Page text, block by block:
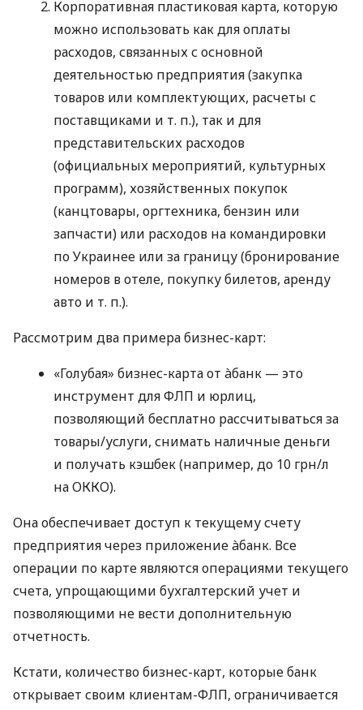
Корпоративная пластиковая карта, которую
можно использовать как для оплаты
расходов, связанных с основной
деятельностью предприятия (закупка
товаров или комплектующих, расчеты с
поставщиками и т. п.), так и для
представительских расходов
(официальных мероприятий, культурных
программ), хозяйственных покупок
(канцтовары, оргтехника, бензин или
запчасти) или расходов на командировки
по Украинее или за границу (бронирование
номеров в отеле, покупку билетов, аренду
авто и т. п.).
Рассмотрим два примера бизнес-карт:
«Голубая» бизнес-карта от àбанк — это
инструмент для ФЛП и юрлиц,
позволяющий бесплатно рассчитываться за
товары/услуги, снимать наличные деньги
и получать кэшбек (например, до 10 грн/л
на ОККО).
Она обеспечивает доступ к текущему счету
предприятия через приложение àбанк. Все
операции по карте являются операциями текущего
счета, упрощающими бухгалтерский учет и
позволяющими не вести дополнительную
отчетность.
Кстати, количество бизнес-карт, которые банк
открывает своим клиентам-ФЛП, ограничивается